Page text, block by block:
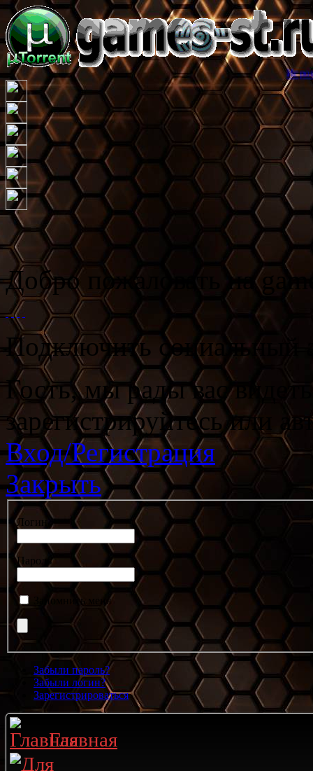
Игровой торрент
Добро пожаловать на
Подключить социальный
Гость, мы рады вас
зарегистрируйтесь или
Вход/Регистрация
Закрыть
Логин
Пароль
Запомнить меня
Забыли пароль?
Забыли логин?
Зарегистрироваться
Главная